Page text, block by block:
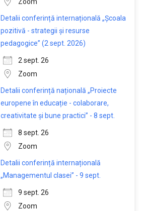
Detalii conferință internațională „Școala
pozitivă - strategii și resurse
pedagogice” (2 sept. 2026)
2 sept. 26
Zoom
Detalii conferință națională „Proiecte
europene în educație - colaborare,
creativitate și bune practici” - 8 sept.
8 sept. 26
Zoom
Detalii conferință internațională
„Managementul clasei” - 9 sept.
9 sept. 26
Zoom